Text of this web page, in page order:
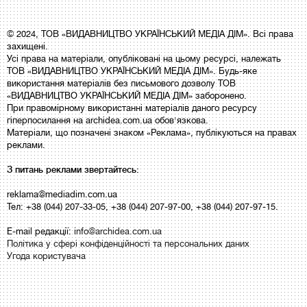
© 2024, ТОВ «ВИДАВНИЦТВО УКРАЇНСЬКИЙ МЕДІА ДІМ». Всі права
захищені.
Усі права на матеріали, опубліковані на цьому ресурсі, належать
ТОВ «ВИДАВНИЦТВО УКРАЇНСЬКИЙ МЕДІА ДІМ». Будь-яке
використання матеріалів без письмового дозволу ТОВ
«ВИДАВНИЦТВО УКРАЇНСЬКИЙ МЕДІА ДІМ» заборонено.
При правомірному використанні матеріалів даного ресурсу
гіперпосилання на archidea.com.ua обов'язкова.
Матеріали, що позначені знаком «Реклама», публікуються на правах
реклами.
З питань реклами звертайтесь:
reklama@mediadim.com.ua
Тел: +38 (044) 207-33-05, +38 (044) 207-97-00, +38 (044) 207-97-15.
E-mail редакції:info@archidea.com.ua
Політика у сфері конфіденційності та персональних даних
Угода користувача